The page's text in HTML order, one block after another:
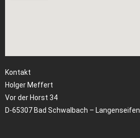
Kontakt
Holger Meffert
Vor der Horst 34
D-65307 Bad Schwalbach – Langenseifen